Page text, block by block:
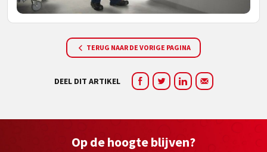
TERUG NAAR DE VORIGE PAGINA
DEEL DIT ARTIKEL
Op de hoogte blijven?